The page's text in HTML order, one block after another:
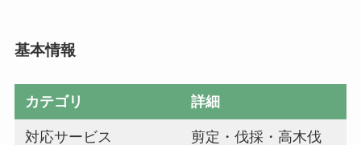
基本情報
カテゴリ 詳細
対応サービス 剪定・伐採・高木伐